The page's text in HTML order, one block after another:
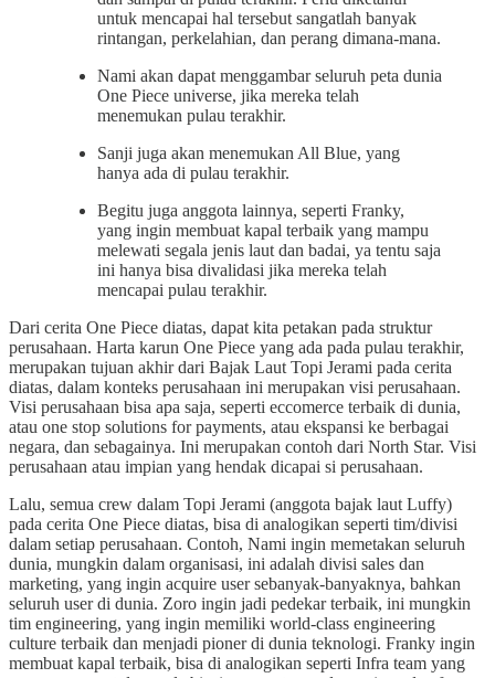
untuk mencapai hal tersebut sangatlah banyak
rintangan, perkelahian, dan perang dimana-mana.
Nami akan dapat menggambar seluruh peta dunia
One Piece universe, jika mereka telah
menemukan pulau terakhir.
Sanji juga akan menemukan All Blue, yang
hanya ada di pulau terakhir.
Begitu juga anggota lainnya, seperti Franky,
yang ingin membuat kapal terbaik yang mampu
melewati segala jenis laut dan badai, ya tentu saja
ini hanya bisa divalidasi jika mereka telah
mencapai pulau terakhir.
Dari cerita One Piece diatas, dapat kita petakan pada struktur
perusahaan. Harta karun One Piece yang ada pada pulau terakhir,
merupakan tujuan akhir dari Bajak Laut Topi Jerami pada cerita
diatas, dalam konteks perusahaan ini merupakan visi perusahaan.
Visi perusahaan bisa apa saja, seperti eccomerce terbaik di dunia,
atau one stop solutions for payments, atau ekspansi ke berbagai
negara, dan sebagainya. Ini merupakan contoh dari North Star. Visi
perusahaan atau impian yang hendak dicapai si perusahaan.
Lalu, semua crew dalam Topi Jerami (anggota bajak laut Luffy)
pada cerita One Piece diatas, bisa di analogikan seperti tim/divisi
dalam setiap perusahaan. Contoh, Nami ingin memetakan seluruh
dunia, mungkin dalam organisasi, ini adalah divisi sales dan
marketing, yang ingin acquire user sebanyak-banyaknya, bahkan
seluruh user di dunia. Zoro ingin jadi pedekar terbaik, ini mungkin
tim engineering, yang ingin memiliki world-class engineering
culture terbaik dan menjadi pioner di dunia teknologi. Franky ingin
membuat kapal terbaik, bisa di analogikan seperti Infra team yang